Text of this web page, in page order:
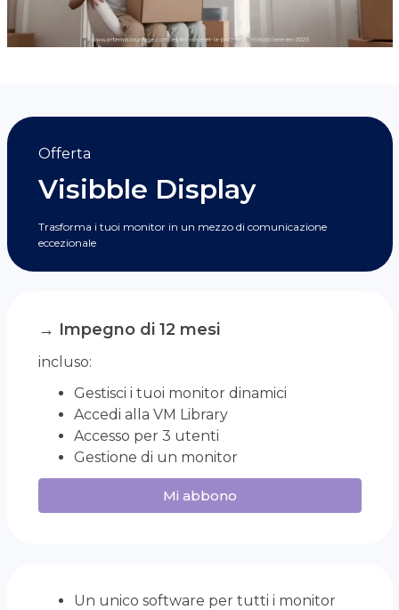
Offerta
Visibble Display
Trasforma i tuoi monitor in un mezzo di comunicazione
eccezionale
→ Impegno di 12 mesi
incluso:
Gestisci i tuoi monitor dinamici
Accedi alla VM Library
Accesso per 3 utenti
Gestione di un monitor
Mi abbono
Un unico software per tutti i monitor